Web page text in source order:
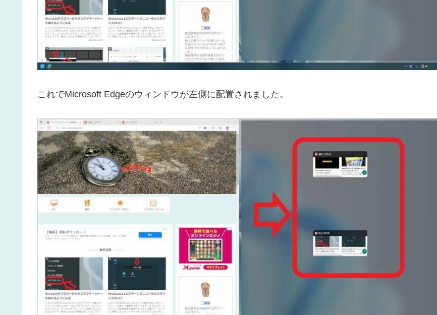
これでMicrosoft Edgeのウィンドウが左側に配置されました。